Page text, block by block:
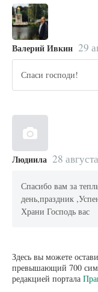
Валерий Ивкин 29
Спаси господи!
Людиила 28
Спасибо вам за
день,праздник
Храни Господь вас
Здесь вы можете
превышающий 700
редакцией портала